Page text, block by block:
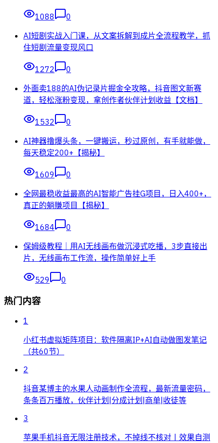
1088
0
AI短剧实战入门课，从文案拆解到成片全流程教学，抓
住短剧流量变现风口
1272
0
外面卖188的AI伪记录片掘金全攻略，抖音图文新赛
道，轻松涨粉变现，拿创作者伙伴计划收益【文档】
1532
0
AI神器撸爆头条，一键搬运，秒过原创，有手就能做，
每天稳定200+【揭秘】
1609
0
全网最稳收益最高的AI智能广告挂G项目，日入400+，
真正的躺賺项目【揭秘】
1684
0
保姆级教程｜用AI无线画布做沉浸式吃播，3步直接出
片，无线画布工作流，操作简单好上手
529 0
热门内容
1
小红书虚拟矩阵项目：软件隔离IP+AI自动做图发笔记
（共60节）
2
抖音某博主的水果人动画制作全流程，最新流量密码，
条条百万播放，伙伴计划|分成计划|商单|收徒等
3
苹果手机抖音无限注册技术，不掉线不核对丨效果自测